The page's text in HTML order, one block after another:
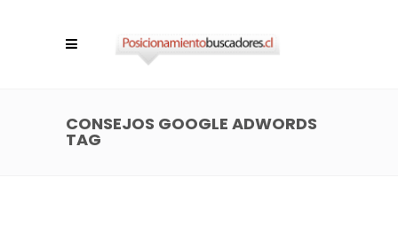
CONSEJOS GOOGLE ADWORDS
TAG